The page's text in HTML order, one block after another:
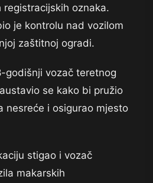
oznaka.
je kontrolu nad vozilom
zaštitnoj ogradi.
godišnji vozač teretnog
se kako bi pružio
nesreće i osigurao mjesto
stigao i vozač
makarskih